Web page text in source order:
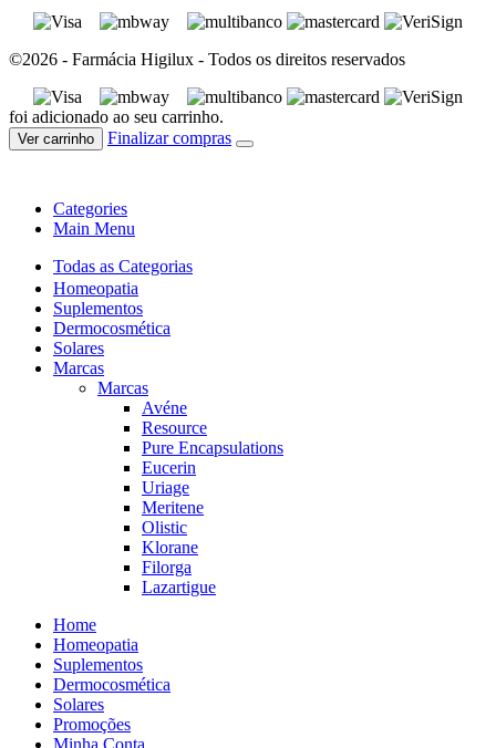
©2026 - Farmácia Higilux - Todos os direitos reservados
foi adicionado ao seu carrinho.
Ver carrinho Finalizar compras
Categories
Main Menu
Todas as Categorias
Homeopatia
Suplementos
Dermocosmética
Solares
Marcas
Marcas
Avéne
Resource
Pure Encapsulations
Eucerin
Uriage
Meritene
Olistic
Klorane
Filorga
Lazartigue
Home
Homeopatia
Suplementos
Dermocosmética
Solares
Promoções